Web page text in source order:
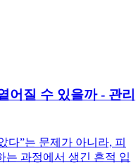
어질 수 있을까 - 관리
다”는 문제가 아니라, 피
는 과정에서 생긴 흔적 입